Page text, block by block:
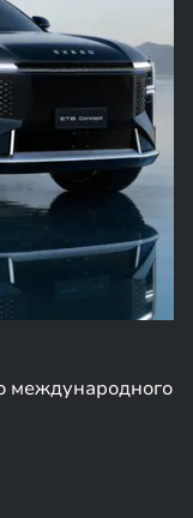
международного